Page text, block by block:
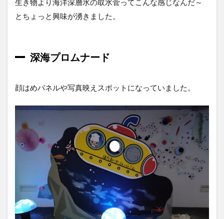
生き物より海洋深層水の取水菅ってこんな感じなんだ～
とちょっと興味が湧きました。
深海プロムナード
顔はめパネルや写真映えスポットになっていました。